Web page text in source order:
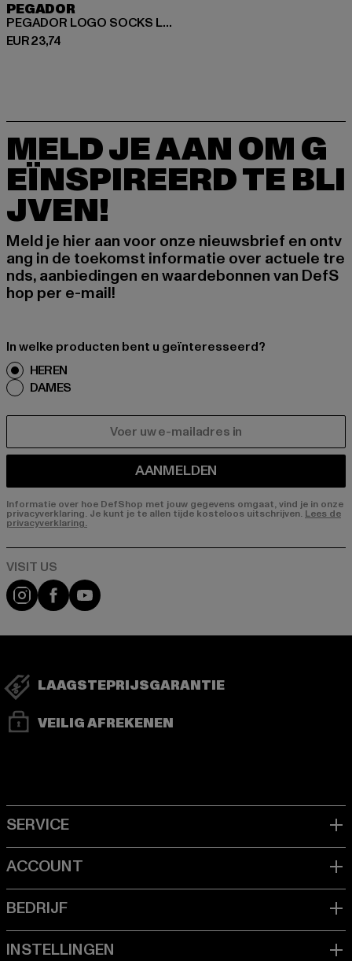
PEGADOR
PEGADOR LOGO SOCKS LOW 3ER PACK
EUR 23,74
Huidige prijs: EUR 23,74
MELD JE AAN OM G
EÏNSPIREERD TE BLI
JVEN!
Meld je hier aan voor onze nieuwsbrief en ontv
ang in de toekomst informatie over actuele tre
nds, aanbiedingen en waardebonnen van DefS
hop per e-mail!
In welke producten bent u geïnteresseerd?
HEREN
DAMES
AANMELDEN
Informatie over hoe DefShop met jouw gegevens omgaat, vind je in onze
privacyverklaring. Je kunt je te allen tijde kosteloos uitschrijven.Lees de
privacyverklaring.
Visit our Instagram page:
Visit our Facebook page:
Visit our YouTube channel:
LAAGSTEPRIJSGARANTIE
VEILIG AFREKENEN